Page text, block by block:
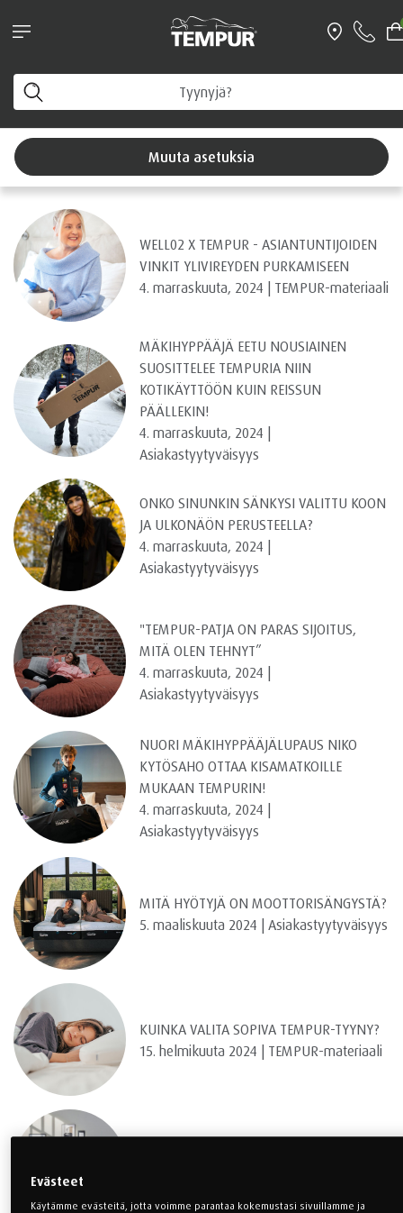
patjamallisto nyt -15 % Hyödynnä
Näet Suomi-sivuston. Voit muuttaa asetuksiasi milloin
tahansa
Muuta asetuksia
Etusivu / Arkisto
Blogiartikkeliarkisto
WELL02 X TEMPUR - ASIANTUNTIJOIDEN
VINKIT YLIVIREYDEN PURKAMISEEN
4. marraskuuta, 2024 | TEMPUR-materiaali
MÄKIHYPPÄÄJÄ EETU NOUSIAINEN
SUOSITTELEE TEMPURIA NIIN
KOTIKÄYTTÖÖN KUIN REISSUN
PÄÄLLEKIN!
4. marraskuuta, 2024 |
Asiakastyytyväisyys
ONKO SINUNKIN SÄNKYSI VALITTU KOON
JA ULKONÄÖN PERUSTEELLA?
4. marraskuuta, 2024 |
Asiakastyytyväisyys
"TEMPUR-PATJA ON PARAS SIJOITUS,
MITÄ OLEN TEHNYT”
4. marraskuuta, 2024 |
Asiakastyytyväisyys
NUORI MÄKIHYPPÄÄJÄLUPAUS NIKO
KYTÖSAHO OTTAA KISAMATKOILLE
MUKAAN TEMPURIN!
4. marraskuuta, 2024 |
Asiakastyytyväisyys
MITÄ HYÖTYJÄ ON MOOTTORISÄNGYSTÄ?
5. maaliskuuta 2024 | Asiakastyytyväisyys
KUINKA VALITA SOPIVA TEMPUR-TYYNY?
15. helmikuuta 2024 | TEMPUR-materiaali
Evästeet
Käytämme evästeitä, jotta voimme parantaa kokemustasi sivuillamme ja